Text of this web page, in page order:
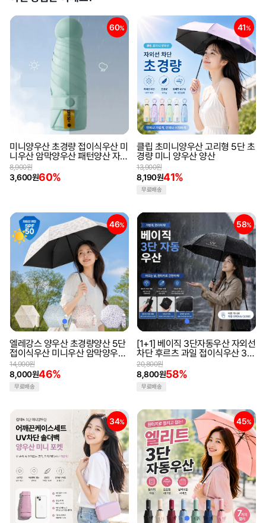
60%
미니양우산 초경량 접이식우산 미
니우산 암막양우산 패턴양산 자외
선차단 UV차단
3,600원60%
8,900원
41%
클립 초미니양우산 고리형 5단 초
경량 미니 양우산 양산
8,190원41%
13,900원
무료배송
46%
엘레강스 양우산 초경량양산 5단
접이식우산 미니우산 암막양우산
UV차단
8,000원46%
14,900원
무료배송
58%
[1+1] 베이직 3단자동우산 자외선
차단 후르츠 과일 접이식우산 3단
암막우산 자동우산 18컬러
8,800원58%
20,800원
무료배송
34% 45%